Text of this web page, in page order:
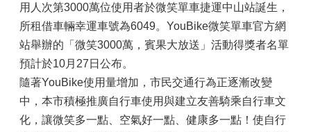
用人次第3000萬位使用者於微笑單車捷運中山站誕生，
所租借車輛幸運車號為6049。YouBike微笑單車官方網
站舉辦的「微笑3000萬，賓果大放送」活動得獎者名單
預計於10月27日公布。
隨著YouBike使用量增加，市民交通行為正逐漸改變
中，本市積極推廣自行車使用與建立友善騎乘自行車文
化，讓微笑多一點、空氣好一點、健康多一點！使自行